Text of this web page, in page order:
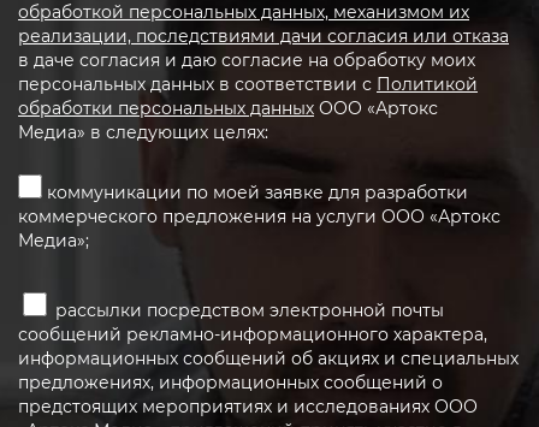
обработкой персональных данных, механизмом их
реализации, последствиями дачи согласия или отказа
в даче согласия и даю согласие на обработку моих
персональных данных в соответствии с Политикой
обработки персональных данных ООО «Артокс
Медиа» в следующих целях:
коммуникации по моей заявке для разработки
коммерческого предложения на услуги ООО «Артокс
Медиа»;
рассылки посредством электронной почты
сообщений рекламно-информационного характера,
информационных сообщений об акциях и специальных
предложениях, информационных сообщений о
предстоящих мероприятиях и исследованиях ООО